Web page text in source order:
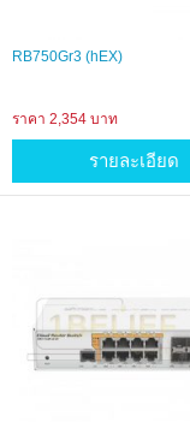
RB750Gr3 (hEX)
ราคา 2,354 บาท
รายละเอียด